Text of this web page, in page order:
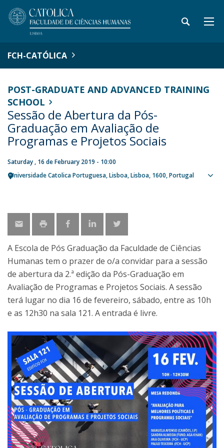
FCH-CATÓLICA
POST-GRADUATE AND ADVANCED TRAINING
SCHOOL
Sessão de Abertura da Pós-
Graduação em Avaliação de
Programas e Projetos Sociais
Saturday , 16 de February 2019 - 10:00
Universidade Catolica Portuguesa Lisboa Lisboa 1600 Portugal
A Escola de Pós Graduação da Faculdade de Ciências
Humanas tem o prazer de o/a convidar para a sessão
de abertura da 2.ª edição da Pós-Graduação em
Avaliação de Programas e Projetos Sociais. A sessão
terá lugar no dia 16 de fevereiro, sábado, entre as 10h
e as 12h30 na sala 121. A entrada é livre.